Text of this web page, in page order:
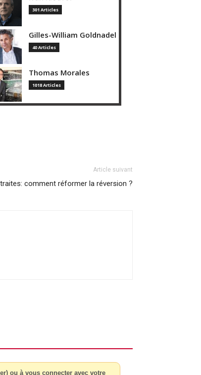
301 Articles
Gilles-William Goldnadel
40 Articles
Thomas Morales
1018 Articles
Article suivant
comment réformer la réversion ?
ou à vous connecter avec votre